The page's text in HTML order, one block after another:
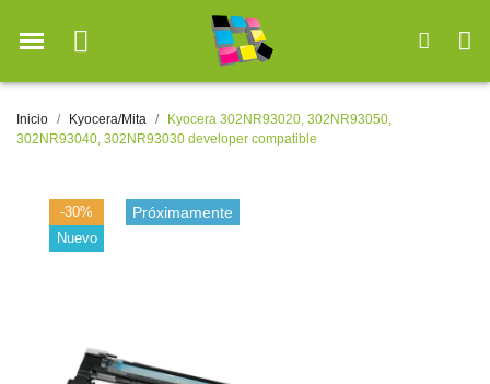
Inicio Kyocera/Mita
Kyocera 302NR93020, 302NR93050,
302NR93040, 302NR93030 developer compatible
-30%
Nuevo
Próximamente